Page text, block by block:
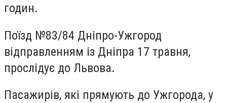
годин.
Поїзд №83/84 Дніпро-Ужгород
відправленням із Дніпра 17 травня,
прослідує до Львова.
Пасажирів, які прямують до Ужгорода, у